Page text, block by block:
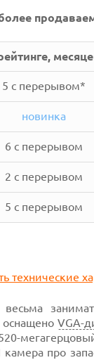
5 с перерывом*
новинка
6 с перерывом
2 с перерывом
5 с перерывом
оснащено VGA-
про